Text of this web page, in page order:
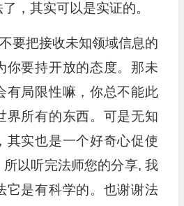
，其实可以是实证的。
要把接收未知领域信息的
你要持开放的态度。那未
有局限性嘛，你总不能此
界所有的东西。可是无知
其实也是一个好奇心促使
以听完法师您的分享, 我
它是有科学的。也谢谢法